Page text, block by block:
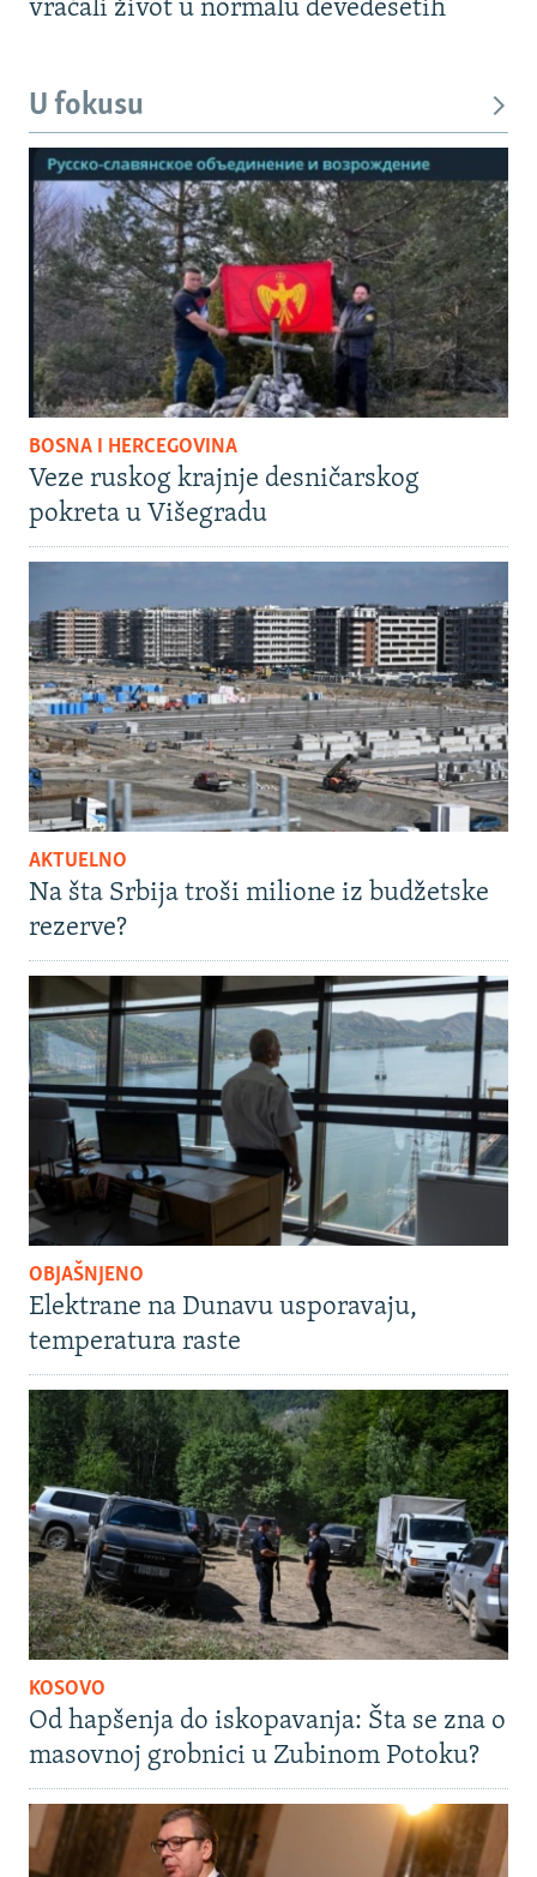
vraćali život u normalu devedesetih
U fokusu
BOSNA I HERCEGOVINA
Veze ruskog krajnje desničarskog
pokreta u Višegradu
AKTUELNO
Na šta Srbija troši milione iz budžetske
rezerve?
OBJAŠNJENO
Elektrane na Dunavu usporavaju,
temperatura raste
KOSOVO
Od hapšenja do iskopavanja: Šta se zna o
masovnoj grobnici u Zubinom Potoku?